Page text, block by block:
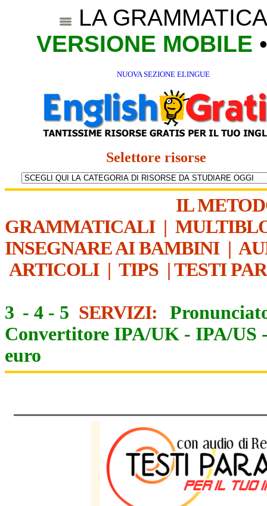
LA
VERSIONE MOBILE
NUOVA SEZIONE ELINGUE
Selettore risorse
IL
GRAMMATICALI|
INSEGNARE AI BAMBINI|
ARTICOLI| TIPS | TESTI
3 - 4 - 5 SERVIZI:
Convertitore IPA/UK - IPA/US
euro